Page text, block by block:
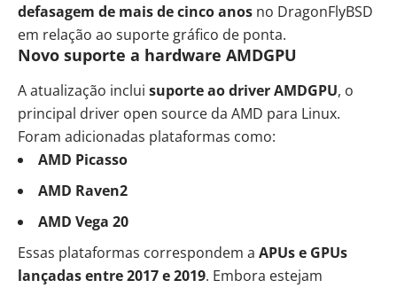
defasagem de mais de cinco anos no DragonFlyBSD
em relação ao suporte gráfico de ponta.
Novo suporte a hardware AMDGPU
A atualização inclui suporte ao driver AMDGPU, o
principal driver open source da AMD para Linux.
Foram adicionadas plataformas como:
AMD Picasso
AMD Raven2
AMD Vega 20
Essas plataformas correspondem a APUs e GPUs
lançadas entre 2017 e 2019. Embora estejam